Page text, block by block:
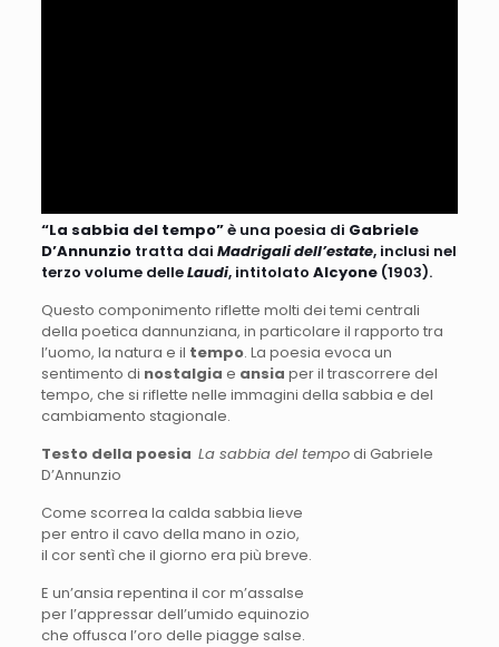
“La sabbia del tempo”è una poesia di Gabriele
D’Annunziotratta dai Madrigali dell’estate, inclusi nel
terzo volume delleLaudi, intitolato Alcyone(1903).
Questo componimento riflette molti dei temi centrali
della poetica dannunziana, in particolare il rapporto tra
l’uomo, la natura e il tempo. La poesia evoca un
sentimento di nostalgia e ansia per il trascorrere del
tempo, che si riflette nelle immagini della sabbia e del
cambiamento stagionale.
Testo della poesia La sabbia del tempodi Gabriele
D’Annunzio
Come scorrea la calda sabbia lieve
per entro il cavo della mano in ozio,
il cor sentì che il giorno era più breve.
E un’ansia repentina il cor m’assalse
per l’appressar dell’umido equinozio
che offusca l’oro delle piagge salse.